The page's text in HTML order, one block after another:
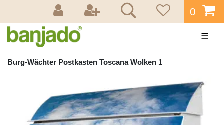
0
☰
Burg-Wächter Postkasten Toscana Wolken 1